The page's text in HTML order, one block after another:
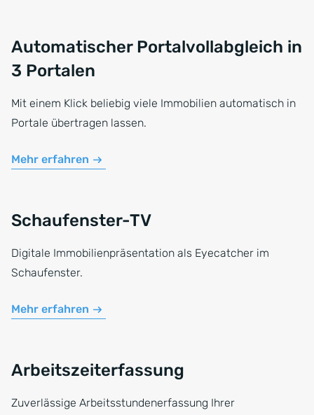
Automatischer Portalvollabgleich in
3 Portalen
Mit einem Klick beliebig viele Immobilien automatisch in
Portale übertragen lassen.
Mehr erfahren
Schaufenster-TV
Digitale Immobilienpräsentation als Eyecatcher im
Schaufenster.
Mehr erfahren
Arbeitszeiterfassung
Zuverlässige Arbeitsstundenerfassung Ihrer